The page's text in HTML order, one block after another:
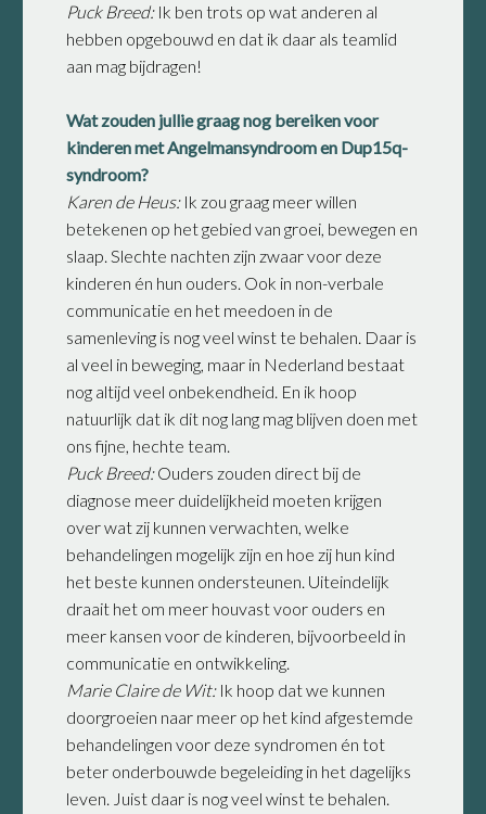
Puck Breed:Ik ben trots op wat anderen al
hebben opgebouwd en dat ik daar als teamlid
aan mag bijdragen!
Wat zouden jullie graag nog bereiken voor
kinderen met Angelmansyndroom en Dup15q-
syndroom?
Karen de Heus:Ik zou graag meer willen
betekenen op het gebied van groei, bewegen en
slaap. Slechte nachten zijn zwaar voor deze
kinderen én hun ouders. Ook in non-verbale
communicatie en het meedoen in de
samenleving is nog veel winst te behalen. Daar is
al veel in beweging, maar in Nederland bestaat
nog altijd veel onbekendheid. En ik hoop
natuurlijk dat ik dit nog lang mag blijven doen met
ons fijne, hechte team.
Puck Breed:Ouders zouden direct bij de
diagnose meer duidelijkheid moeten krijgen
over wat zij kunnen verwachten, welke
behandelingen mogelijk zijn en hoe zij hun kind
het beste kunnen ondersteunen. Uiteindelijk
draait het om meer houvast voor ouders en
meer kansen voor de kinderen, bijvoorbeeld in
communicatie en ontwikkeling.
Marie Claire de Wit:Ik hoop dat we kunnen
doorgroeien naar meer op het kind afgestemde
behandelingen voor deze syndromen én tot
beter onderbouwde begeleiding in het dagelijks
leven. Juist daar is nog veel winst te behalen.